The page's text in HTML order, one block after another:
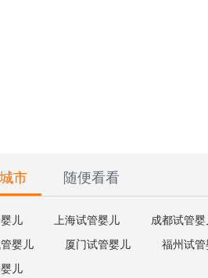
市 随便看看
儿 上海试管婴儿 成都试管婴
婴儿
厦门试管婴儿 福州试管
儿